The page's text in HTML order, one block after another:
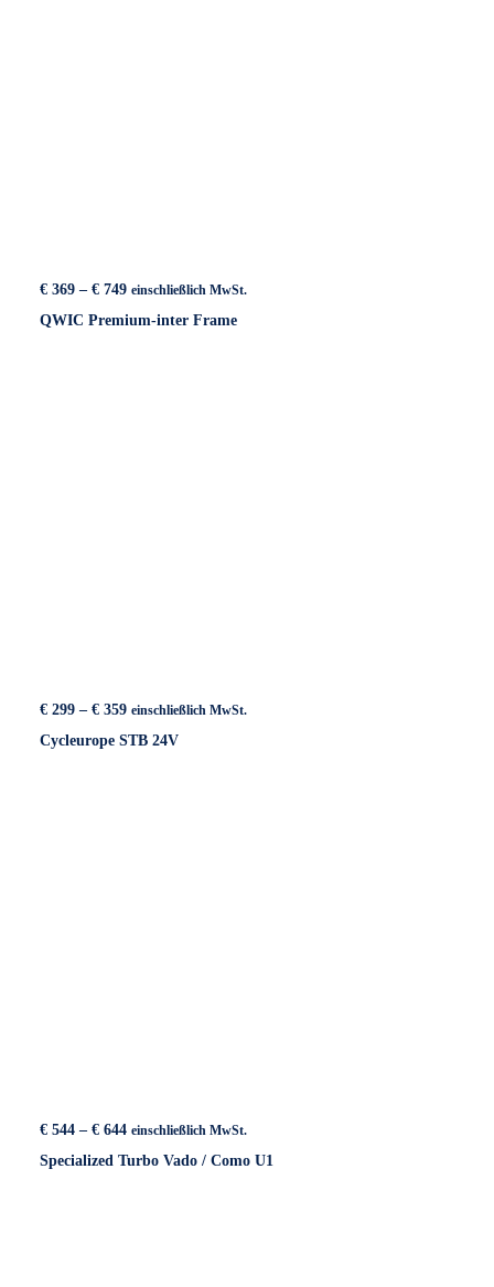
€ 369 – € 749Preisspanne:
bis
einschließlich MwSt.
QWIC Premium-inter Frame
€ 299 – € 359Preisspanne:
bis
einschließlich MwSt.
Cycleurope STB 24V
€ 544 – € 644 Preisspanne:
bis
einschließlich MwSt.
Specialized Turbo Vado / Como U1